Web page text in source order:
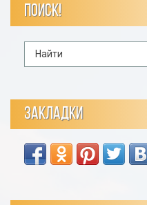
ПОИСК!
ЗАКЛАДКИ